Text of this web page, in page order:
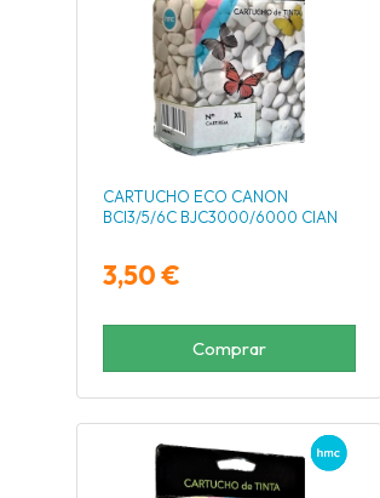
CARTUCHO ECO CANON
BCI3/5/6C BJC3000/6000 CIAN
3,50 €
Comprar